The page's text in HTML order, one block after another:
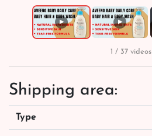
▶ ▶
1 / 37 videos
Shipping area:
Type